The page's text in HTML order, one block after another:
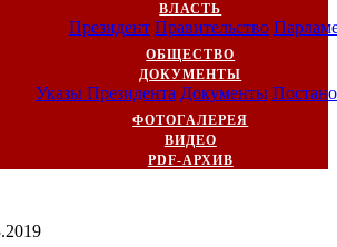
ВЛАСТЬ
Президент Правительство
ОБЩЕСТВО
ДОКУМЕНТЫ
Указы Президента Документы
ФОТОГАЛЕРЕЯ
ВИДЕО
PDF-АРХИВ